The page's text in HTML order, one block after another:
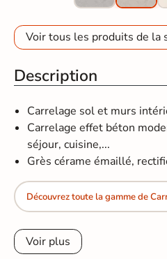
Voir tous les produits de la
Description
Carrelage sol et murs
Carrelage effet béton
séjour, cuisine,...
Grès cérame émaillé,
Découvrez toute la gamme de
Voir plus